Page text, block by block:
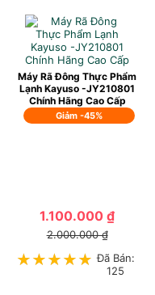
Giảm -45%
Máy Rã Đông Thực Phẩm
Lạnh Kayuso -JY210801
Chính Hãng Cao Cấp
1.100.000 ₫
2.000.000 ₫
★★★★★
★★★★★ Đã Bán:
125